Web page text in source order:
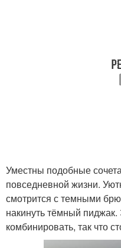
Уместны подобные
повседневной жизни.
смотрится с темными
накинуть тёмный
комбинировать, так что